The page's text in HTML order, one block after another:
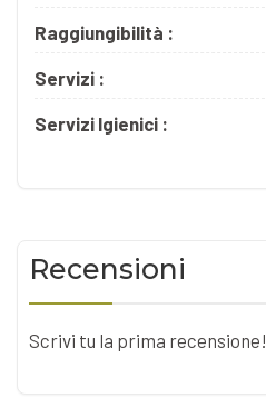
Raggiungibilità :
Servizi :
Servizi Igienici :
Recensioni
Scrivi tu la prima recensione!